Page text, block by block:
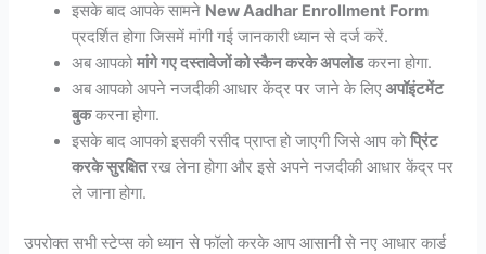
इसके बाद आपके सामने New Aadhar Enrollment Form
प्रदर्शित होगा जिसमें मांगी गई जानकारी ध्यान से दर्ज करें.
अब आपकोमांगे गए दस्तावेजों को स्कैन करके अपलोडकरना होगा.
अब आपको अपने नजदीकी आधार केंद्र पर जाने के लिएअपॉइंटमेंट
बुककरना होगा.
इसके बाद आपको इसकी रसीद प्राप्त हो जाएगी जिसे आप कोप्रिंट
करके सुरक्षितरख लेना होगा और इसे अपने नजदीकी आधार केंद्र पर
ले जाना होगा.
उपरोक्त सभी स्टेप्स को ध्यान से फॉलो करके आप आसानी से नए आधार कार्ड